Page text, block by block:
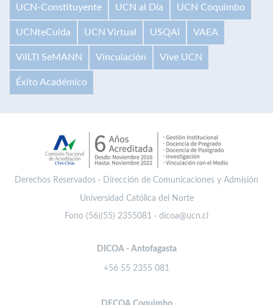
UCN-Constituyente UCN al Día UCN Coquimbo
UCNteCuida UCN Virtual USQAI VAEA
VilLTI SeMANN Vinculación Vive UCN
Éxito Académico
Derechos Reservados · Dirección de Comunicaciones y Admisión
Universidad Católica del Norte
Fono (56)(55) 2355081 · dicoa@ucn.cl
DICOA - Antofagasta
+56 55 2355 081